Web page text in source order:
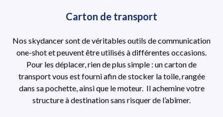
Carton de transport
Nos skydancer sont de véritables outils de communication
one-shot et peuvent être utilisés à différentes occasions.
Pour les déplacer, rien de plus simple : un carton de
transport vous est fourni afin de stocker la toile, rangée
dans sa pochette, ainsi que le moteur. Il achemine votre
structure à destination sans risquer de l’abîmer.